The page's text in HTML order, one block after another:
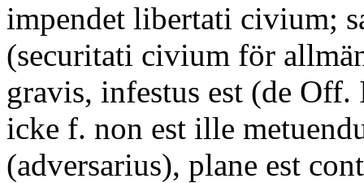
impendet libertati civium;
(securitati civium för
gravis, infestus est (de Off.
icke f. non est ille
(adversarius), plane est